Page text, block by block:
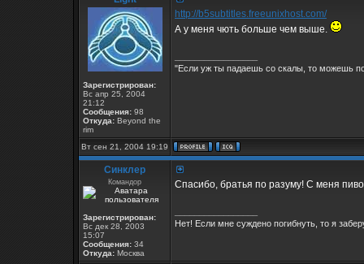
Зарегистрирован:
Вс апр 25, 2004
21:12
Сообщения: 98
Откуда: Beyond the
rim
http://b5subtitles.freeunixhost.com/
А у меня чють больше чем выше.
"Если уж ты падаешь со скалы, то можешь
Вт сен 21, 2004 19:19
Синклер
Командор
Зарегистрирован:
Вс дек 28, 2003
15:07
Сообщения: 34
Откуда: Москва
Спасибо, братья по разуму! С меня
Нет! Если мне суждено погибнуть, то я